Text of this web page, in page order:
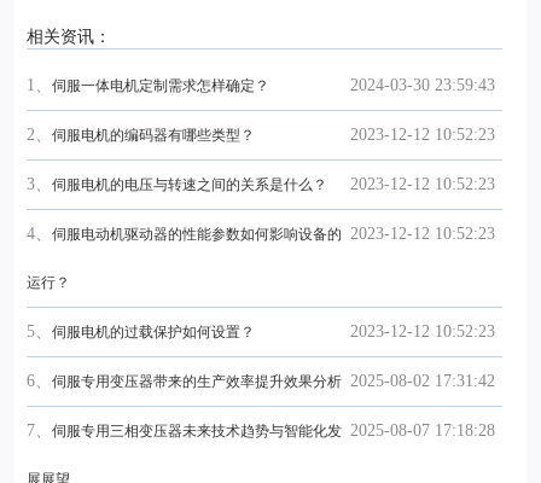
相关资讯：
2024-03-30 23:59:43
1、 伺服一体电机定制需求怎样确定？
2023-12-12 10:52:23
2、 伺服电机的编码器有哪些类型？
2023-12-12 10:52:23
3、 伺服电机的电压与转速之间的关系是什么？
2023-12-12 10:52:23
4、 伺服电动机驱动器的性能参数如何影响设备的
运行？
2023-12-12 10:52:23
5、 伺服电机的过载保护如何设置？
2025-08-02 17:31:42
6、 伺服专用变压器带来的生产效率提升效果分析
2025-08-07 17:18:28
7、 伺服专用三相变压器未来技术趋势与智能化发